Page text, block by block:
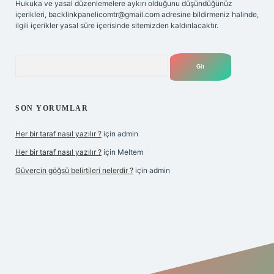
Hukuka ve yasal düzenlemelere aykırı olduğunu düşündüğünüz
içerikleri, backlinkpanelicomtr@gmail.com adresine bildirmeniz halinde,
ilgili içerikler yasal süre içerisinde sitemizden kaldırılacaktır.
SON YORUMLAR
Her bir taraf nasıl yazılır ? için admin
Her bir taraf nasıl yazılır ? için Meltem
Güvercin göğsü belirtileri nelerdir ? için admin